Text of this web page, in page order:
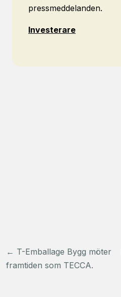
pressmeddelanden.
Investerare
Inläggsnavigering
← T-Emballage Bygg möter
framtiden som TECCA.